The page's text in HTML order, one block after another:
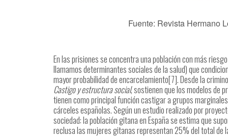
Fuente: Revista Hermano
En las prisiones se concentra una población con más
llamamos determinantes sociales de la salud) que
mayor probabilidad de encarcelamiento[7]. Desde la
Castigo y estructura social, sostienen que los modelos de
tienen como principal función castigar a grupos
cárceles españolas. Según un estudio realizado por
sociedad: la población gitana en España se estima que
reclusa las mujeres gitanas representan 25% del total de